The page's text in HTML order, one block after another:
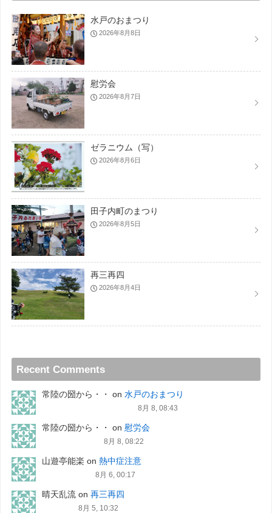
水戸のおまつり
2026年8月8日
慰労会
2026年8月7日
ゼラニウム（写）
2026年8月6日
田子内町のまつり
2026年8月5日
再三再四
2026年8月4日
Recent Comments
常陸の圀から・・ on 水戸のおまつり
8月 8, 08:43
常陸の圀から・・ on 慰労会
8月 8, 08:22
山遊亭能楽 on 熱中症注意
8月 6, 00:17
晴天乱流on 再三再四
8月 5, 10:32